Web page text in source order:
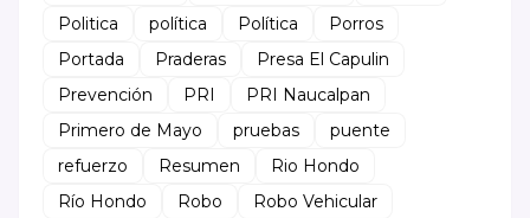
Politica
política Política
Porros
Portada
Praderas
Presa El Capulin
Prevención
PRI
PRI Naucalpan
Primero de Mayo
pruebas
puente
refuerzo
Resumen
Rio Hondo
Río Hondo
Robo
Robo Vehicular